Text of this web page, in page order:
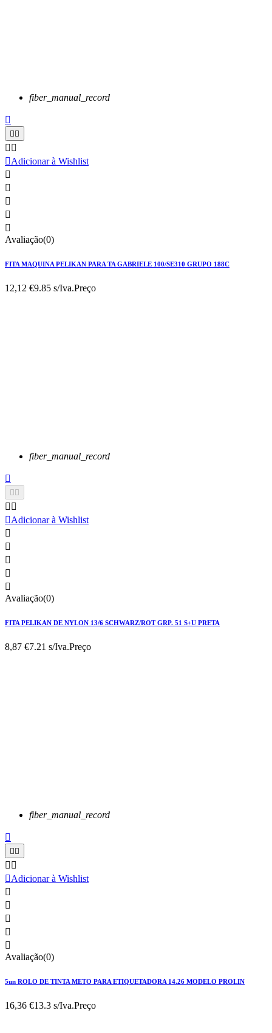
fiber_manual_record

 
 
Adicionar à Wishlist





Avaliação(0)
FITA MAQUINA PELIKAN PARA TA GABRIELE 100/SE310 GRUPO 188C
12,12 €9.85 s/Iva.Preço
fiber_manual_record

 
 
Adicionar à Wishlist





Avaliação(0)
FITA PELIKAN DE NYLON 13/6 SCHWARZ/ROT GRP. 51 S+U PRETA
8,87 €7.21 s/Iva.Preço
fiber_manual_record

 
 
Adicionar à Wishlist





Avaliação(0)
5un ROLO DE TINTA METO PARA ETIQUETADORA 14.26 MODELO PROLIN
16,36 €13.3 s/Iva.Preço